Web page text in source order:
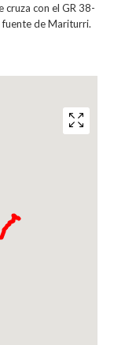
cruza con el GR 38-
fuente de Mariturri.